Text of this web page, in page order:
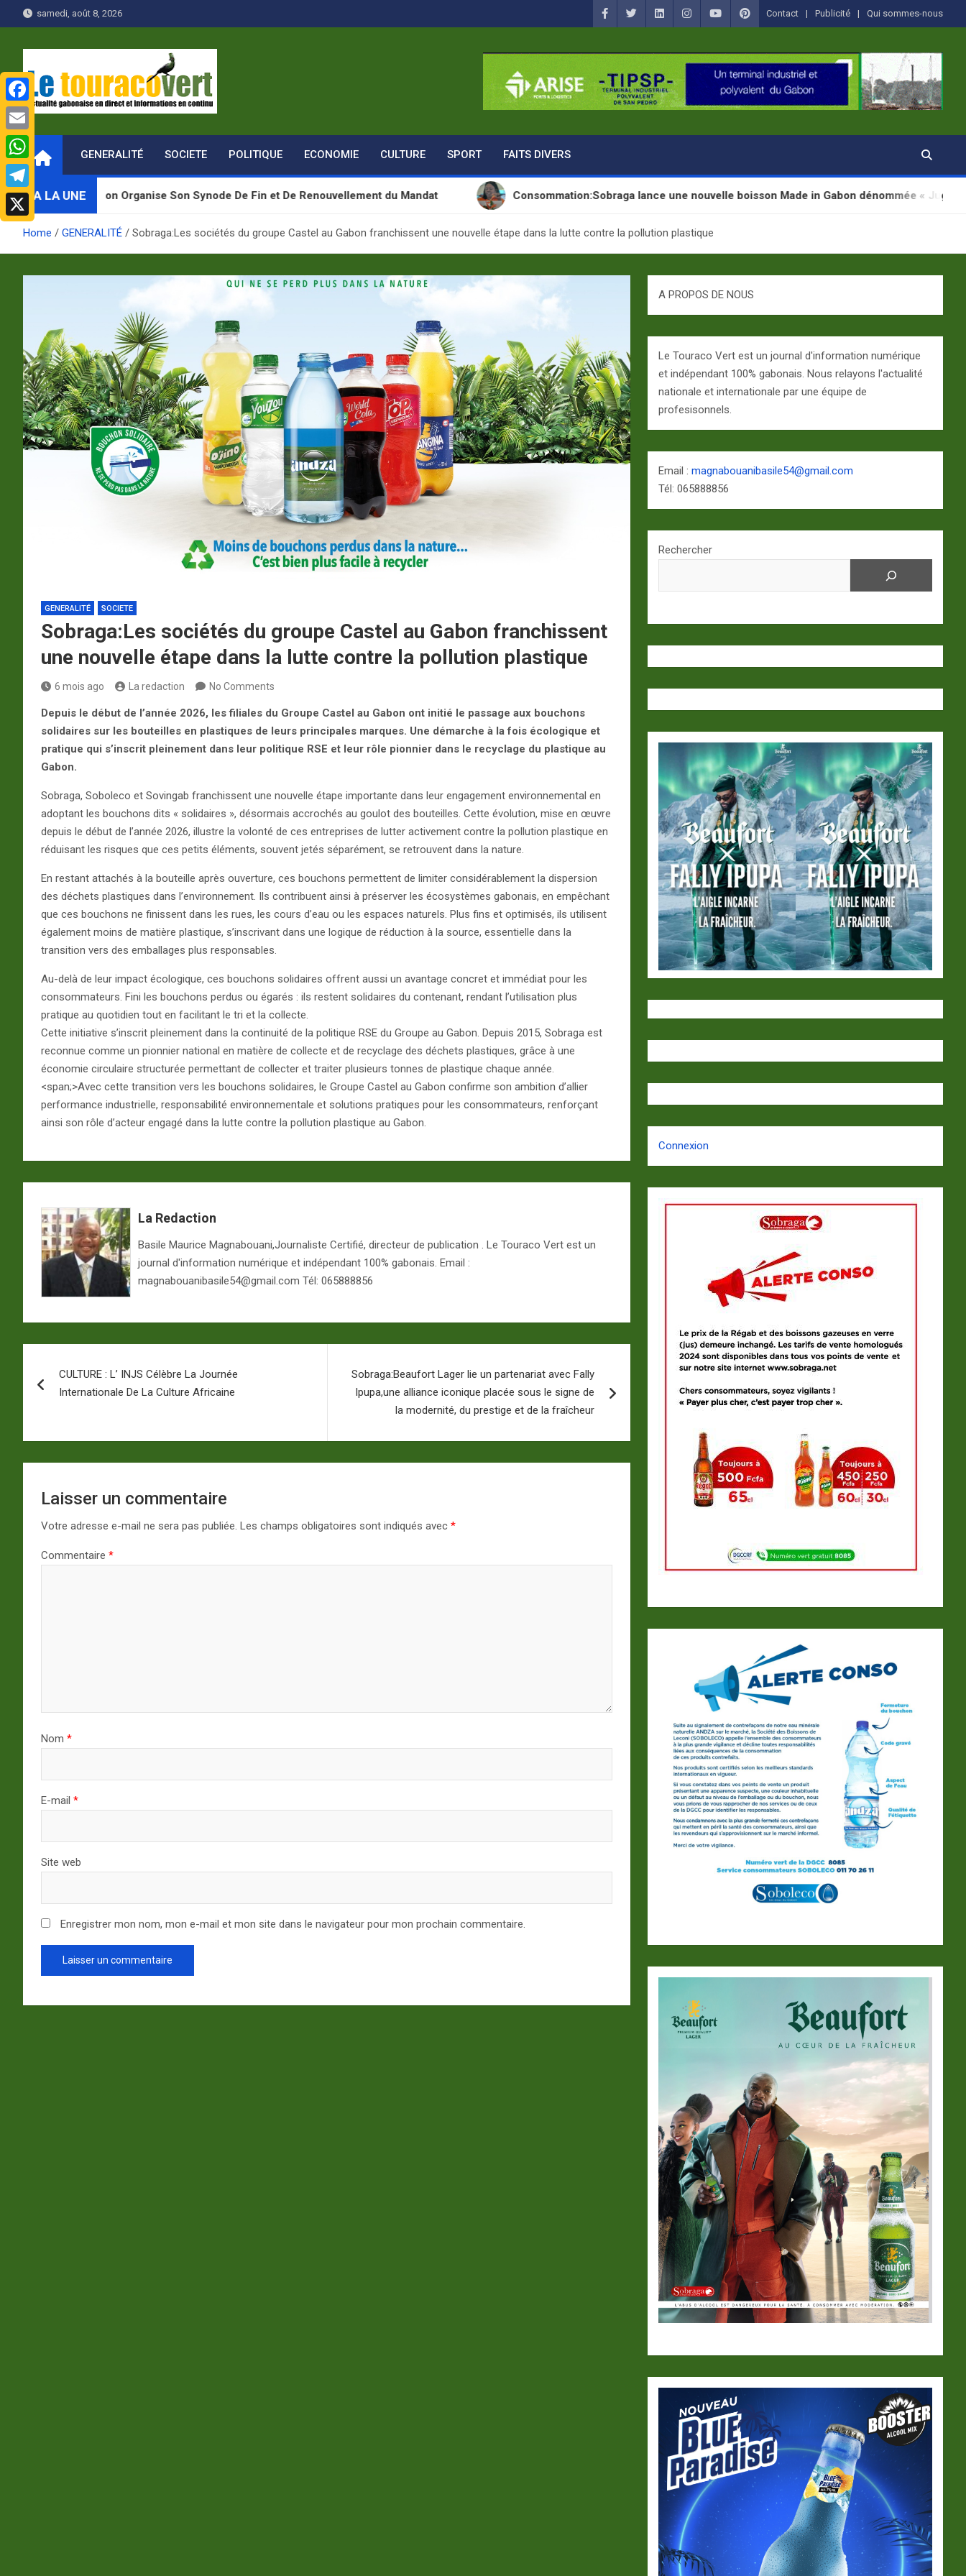
to
samedi, août 8, 2026 Contact Publicité Qui sommes-nous
Le Touraco vert
Actualité gabonaise en direct et Informations en continu
GENERALITÉ SOCIETE POLITIQUE ECONOMIE CULTURE SPORT FAITS DIVERS
A LA UNE
Gabon Organise Son Synode De Fin et De Renouvellement du Mandat Consommation:Sobraga lance une nouvelle boisson Made in Gabon dénommée « Jugab »
Home GENERALITÉ Sobraga:Les sociétés du groupe Castel au Gabon franchissent une nouvelle étape dans la lutte contre la pollution plastique
GENERALITÉ SOCIETE
Sobraga:Les sociétés du groupe Castel au Gabon franchissent
une nouvelle étape dans la lutte contre la pollution plastique
6 mois ago La redaction No Comments
Depuis le début de l’année 2026, les filiales du Groupe Castel au Gabon ont initié le passage aux bouchons
solidaires sur les bouteilles en plastiques de leurs principales marques. Une démarche à la fois écologique et
pratique qui s’inscrit pleinement dans leur politique RSE et leur rôle pionnier dans le recyclage du plastique au
Gabon.
Sobraga, Soboleco et Sovingab franchissent une nouvelle étape importante dans leur engagement environnemental en
adoptant les bouchons dits « solidaires », désormais accrochés au goulot des bouteilles. Cette évolution, mise en œuvre
depuis le début de l’année 2026, illustre la volonté de ces entreprises de lutter activement contre la pollution plastique en
réduisant les risques que ces petits éléments, souvent jetés séparément, se retrouvent dans la nature.
En restant attachés à la bouteille après ouverture, ces bouchons permettent de limiter considérablement la dispersion
des déchets plastiques dans l’environnement. Ils contribuent ainsi à préserver les écosystèmes gabonais, en empêchant
que ces bouchons ne finissent dans les rues, les cours d’eau ou les espaces naturels. Plus fins et optimisés, ils utilisent
également moins de matière plastique, s’inscrivant dans une logique de réduction à la source, essentielle dans la
transition vers des emballages plus responsables.
Au-delà de leur impact écologique, ces bouchons solidaires offrent aussi un avantage concret et immédiat pour les
consommateurs. Fini les bouchons perdus ou égarés : ils restent solidaires du contenant, rendant l’utilisation plus
pratique au quotidien tout en facilitant le tri et la collecte.
Cette initiative s’inscrit pleinement dans la continuité de la politique RSE du Groupe au Gabon. Depuis 2015, Sobraga est
reconnue comme un pionnier national en matière de collecte et de recyclage des déchets plastiques, grâce à une
économie circulaire structurée permettant de collecter et traiter plusieurs tonnes de plastique chaque année.
<span;>Avec cette transition vers les bouchons solidaires, le Groupe Castel au Gabon confirme son ambition d’allier
performance industrielle, responsabilité environnementale et solutions pratiques pour les consommateurs, renforçant
ainsi son rôle d’acteur engagé dans la lutte contre la pollution plastique au Gabon.
La Redaction
Basile Maurice Magnabouani,Journaliste Certifié, directeur de publication . Le Touraco Vert est un
journal d'information numérique et indépendant 100% gabonais. Email :
magnabouanibasile54@gmail.com Tél: 065888856
de
CULTURE : L’ INJS Célèbre La Journée
Internationale De La Culture Africaine
Sobraga:Beaufort Lager lie un partenariat avec Fally
Ipupa,une alliance iconique placée sous le signe de
la modernité, du prestige et de la fraîcheur
Laisser un commentaire
Votre adresse e-mail ne sera pas publiée. Les champs obligatoires sont indiqués avec *
Commentaire *
Nom *
E-mail *
Site web
Enregistrer mon nom, mon e-mail et mon site dans le navigateur pour mon prochain commentaire.
A PROPOS DE NOUS
Le Touraco Vert est un journal d'information numérique
et indépendant 100% gabonais. Nous relayons l'actualité
nationale et internationale par une équipe de
profesisonnels.
Email :magnabouanibasile54@gmail.com
Tél: 065888856
Rechercher
Connexion
F
a
c
b
o
E
m
a
W
h
a
T
e